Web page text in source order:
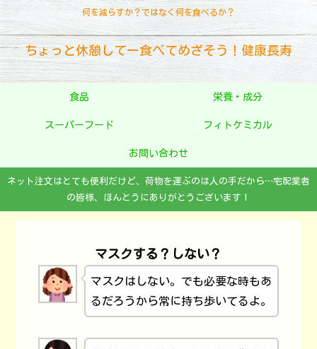
何を減らすか？ではなく何を食べるか？
ちょっと休憩してー食べてめざそう！健康長寿
食品 栄養・成分
スーパーフード フィトケミカル
お問い合わせ
ネット注文はとても便利だけど、荷物を運ぶのは人の手だから…宅配業者
の皆様、ほんとうにありがとうございます！
マスクする？しない？
マスクはしない。でも必要な時もあ
るだろうから常に持ち歩いてるよ。